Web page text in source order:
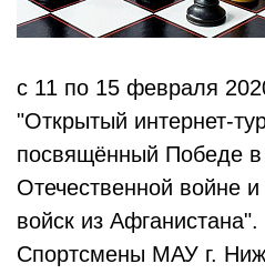
с 11 по 15 февраля
"Открытый интернет-
посвящённый Победе в
Отечественной войне
войск из Афганистана".
Спортсмены МАУ г.